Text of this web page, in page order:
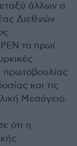
άλλων ο
Διεθνών
το πρωί
πρωτοβουλίας
και τις
Μεσόγειο.
ότι η